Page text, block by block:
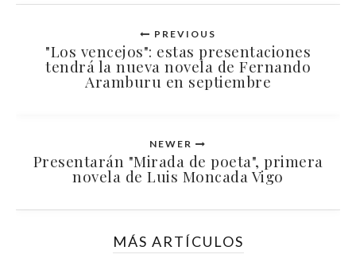
PREVIOUS
"Los vencejos": estas presentaciones
tendrá la nueva novela de Fernando
Aramburu en septiembre
NEWER
Presentarán "Mirada de poeta", primera
novela de Luis Moncada Vigo
MÁS ARTÍCULOS